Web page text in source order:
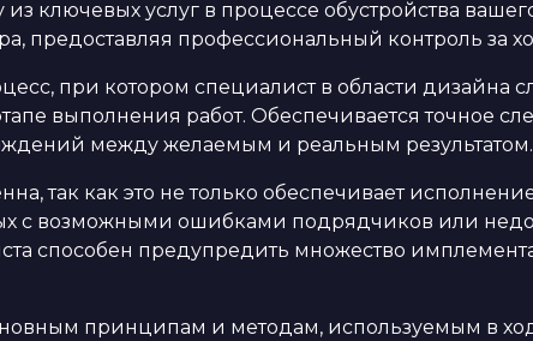
ключевых услуг в процессе обустройства
предоставляя профессиональный контроль за
при котором специалист в области дизайна
выполнения работ. Обеспечивается
между желаемым и реальным результатом.
так как это не только обеспечивает
с возможными ошибками подрядчиков или
способен предупредить множество
принципам и методам, используемым в